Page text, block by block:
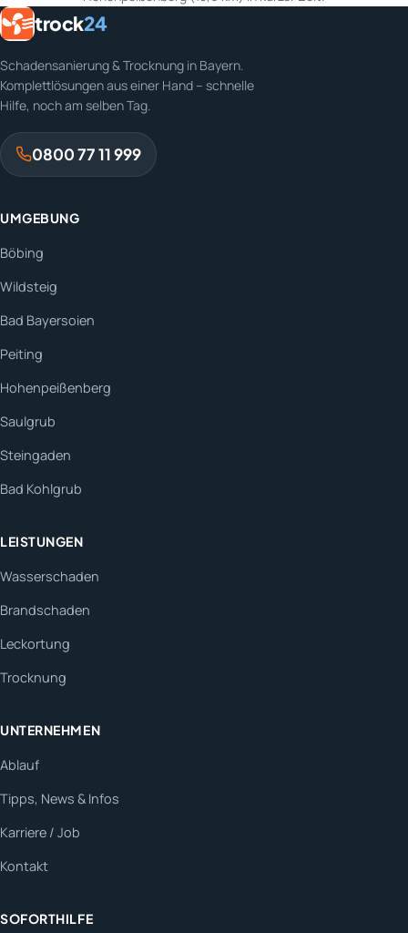
trock24
Schadensanierung & Trocknung in Bayern.
Komplettlösungen aus einer Hand – schnelle
Hilfe, noch am selben Tag.
0800 77 11 999
UMGEBUNG
Böbing
Wildsteig
Bad Bayersoien
Peiting
Hohenpeißenberg
Saulgrub
Steingaden
Bad Kohlgrub
LEISTUNGEN
Wasserschaden
Brandschaden
Leckortung
Trocknung
UNTERNEHMEN
Ablauf
Tipps, News & Infos
Karriere / Job
Kontakt
SOFORTHILFE